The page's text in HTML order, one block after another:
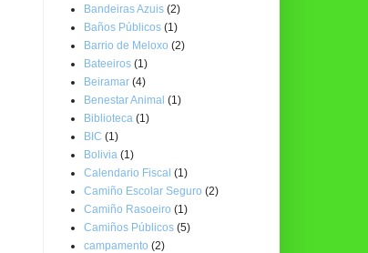
Bandeiras Azuis (2)
Baños Públicos (1)
Barrio de Meloxo (2)
Bateeiros (1)
Beiramar (4)
Benestar Animal (1)
Biblioteca (1)
BIC (1)
Bolivia (1)
Calendario Fiscal (1)
Camiño Escolar Seguro (2)
Camiño Rasoeiro (1)
Camiños Públicos (5)
campamento (2)